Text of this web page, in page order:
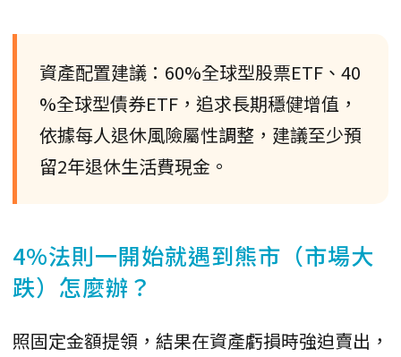
資產配置建議：60%全球型股票ETF、40
%全球型債券ETF，追求長期穩健增值，
依據每人退休風險屬性調整，建議至少預
留2年退休生活費現金。
4%法則一開始就遇到熊市（市場大
跌）怎麼辦？
照固定金額提領，結果在資產虧損時強迫賣出，